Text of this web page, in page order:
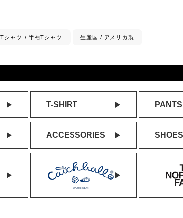
Tシャツ / 半袖Tシャツ 生産国 / アメリカ製
T-SHIRT PANTS
ACCESSORIES SHOES